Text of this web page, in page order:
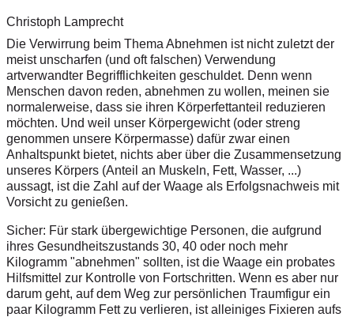
Christoph Lamprecht
Die Verwirrung beim Thema Abnehmen ist nicht zuletzt der
meist unscharfen (und oft falschen) Verwendung
artverwandter Begrifflichkeiten geschuldet. Denn wenn
Menschen davon reden, abnehmen zu wollen, meinen sie
normalerweise, dass sie ihren Körperfettanteil reduzieren
möchten. Und weil unser Körpergewicht (oder streng
genommen unsere Körpermasse) dafür zwar einen
Anhaltspunkt bietet, nichts aber über die Zusammensetzung
unseres Körpers (Anteil an Muskeln, Fett, Wasser, ...)
aussagt, ist die Zahl auf der Waage als Erfolgsnachweis mit
Vorsicht zu genießen.
Sicher: Für stark übergewichtige Personen, die aufgrund
ihres Gesundheitszustands 30, 40 oder noch mehr
Kilogramm "abnehmen" sollten, ist die Waage ein probates
Hilfsmittel zur Kontrolle von Fortschritten. Wenn es aber nur
darum geht, auf dem Weg zur persönlichen Traumfigur ein
paar Kilogramm Fett zu verlieren, ist alleiniges Fixieren aufs